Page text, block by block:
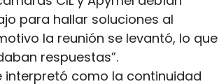
para hallar soluciones al
la reunión se levantó, lo que
respuestas”.
interpretó como la continuidad